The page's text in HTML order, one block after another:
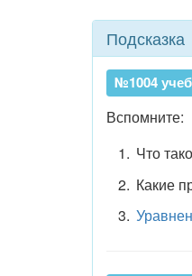
Подсказка
№1004
Вспомните:
Что
Какие